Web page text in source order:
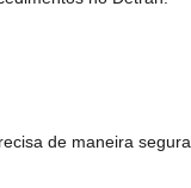
de maneira